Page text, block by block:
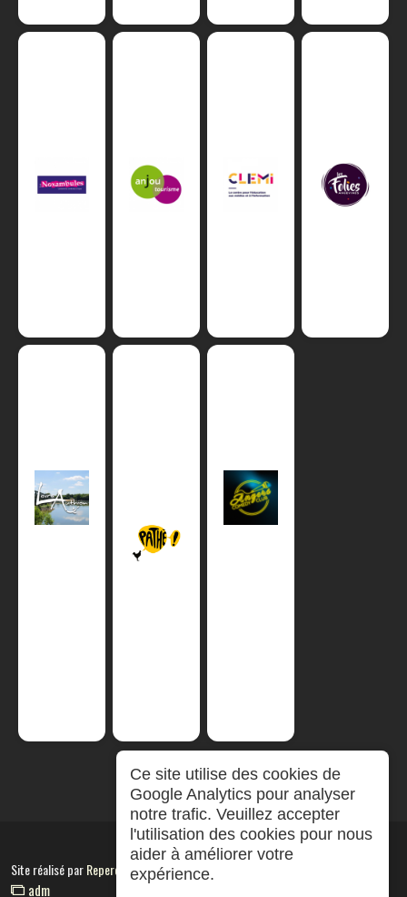
Site réalisé parRepereCom
adm
Ce site utilise des cookies de
Google Analytics pour analyser
notre trafic. Veuillez accepter
l'utilisation des cookies pour nous
aider à améliorer votre
expérience.